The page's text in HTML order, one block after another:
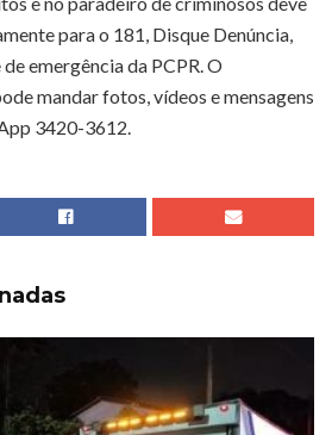
para o 181, Disque Denúncia,
emergência da PCPR. O
mandar fotos, vídeos e mensagens
3420-3612.